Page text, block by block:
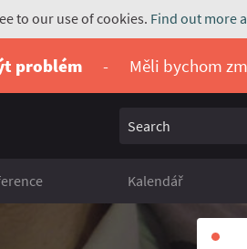
to our use of cookies. Find out more
problém - Měli bychom
Search
Kalendář